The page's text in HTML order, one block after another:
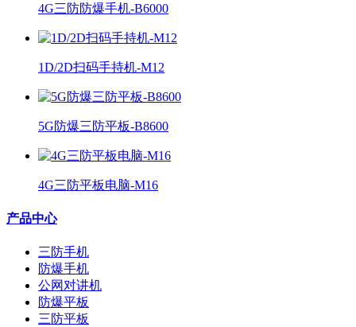
4G三防防爆手机-B6000
1D/2D扫码手持机-M12
5G防爆三防平板-B8600
4G三防平板电脑-M16
产品中心
三防手机
防爆手机
公网对讲机
防爆平板
三防平板